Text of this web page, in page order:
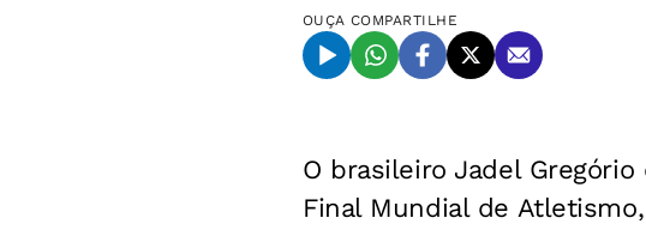
OUÇA COMPARTILHE
O brasileiro Jadel
Final Mundial de